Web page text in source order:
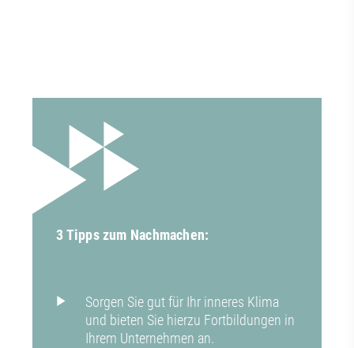
3 Tipps zum Nachmachen:
Sorgen Sie gut für Ihr inneres Klima
und bieten Sie hierzu Fortbildungen in
Ihrem Unternehmen an.